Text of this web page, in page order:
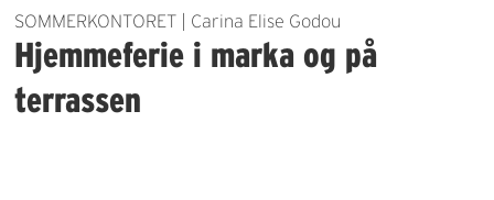
SOMMERKONTORET | Carina Elise Godou
Hjemmeferie i marka og på
terrassen